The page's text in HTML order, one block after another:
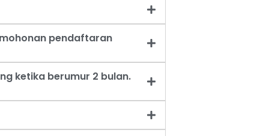
pendaftaran
ketika berumur 2 bulan.